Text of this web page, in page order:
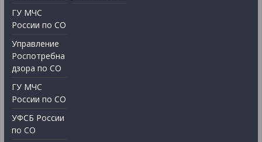
ГУ МЧС
России по СО
Управление
Роспотребна
дзора по СО
ГУ МЧС
России по СО
УФСБ России
по СО